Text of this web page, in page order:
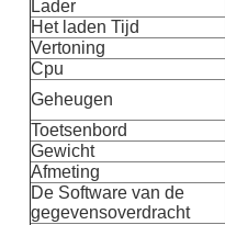
Lader
Het laden Tijd
Vertoning
Cpu
Geheugen
Toetsenbord
Gewicht
Afmeting
De Software van de
gegevensoverdracht